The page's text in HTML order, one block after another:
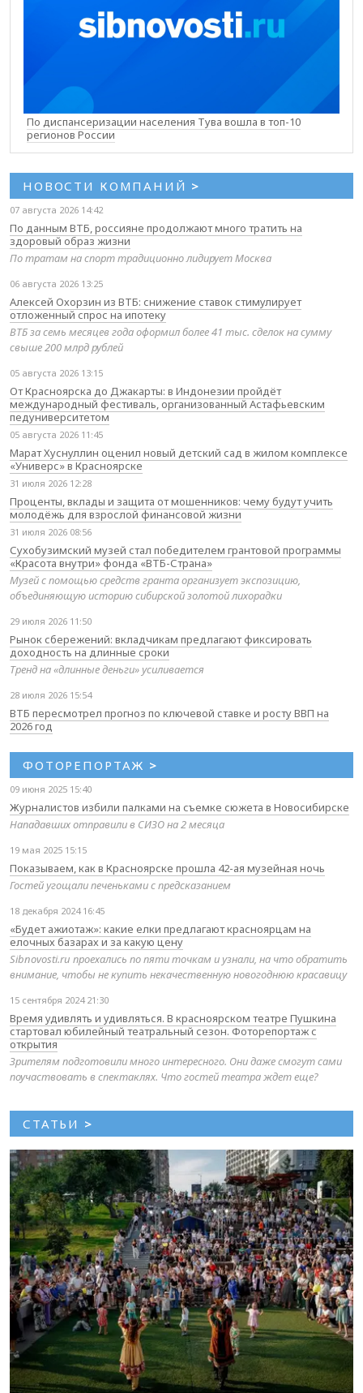
По диспансеризации населения Тува вошла в топ-10
регионов России
НОВОСТИ КОМПАНИЙ >
07 августа 2026 14:42
По данным ВТБ, россияне продолжают много тратить на
здоровый образ жизни
По тратам на спорт традиционно лидирует Москва
06 августа 2026 13:25
Алексей Охорзин из ВТБ: снижение ставок стимулирует
отложенный спрос на ипотеку
ВТБ за семь месяцев года оформил более 41 тыс. сделок на сумму
свыше 200 млрд рублей
05 августа 2026 13:15
От Красноярска до Джакарты: в Индонезии пройдёт
международный фестиваль, организованный Астафьевским
педуниверситетом
05 августа 2026 11:45
Марат Хуснуллин оценил новый детский сад в жилом комплексе
«Универс» в Красноярске
31 июля 2026 12:28
Проценты, вклады и защита от мошенников: чему будут учить
молодёжь для взрослой финансовой жизни
31 июля 2026 08:56
Сухобузимский музей стал победителем грантовой программы
«Красота внутри» фонда «ВТБ-Страна»
Музей с помощью средств гранта организует экспозицию,
объединяющую историю сибирской золотой лихорадки
29 июля 2026 11:50
Рынок сбережений: вкладчикам предлагают фиксировать
доходность на длинные сроки
Тренд на «длинные деньги» усиливается
28 июля 2026 15:54
ВТБ пересмотрел прогноз по ключевой ставке и росту ВВП на
2026 год
ФОТОРЕПОРТАЖ >
09 июня 2025 15:40
Журналистов избили палками на съемке сюжета в Новосибирске
Нападавших отправили в СИЗО на 2 месяца
19 мая 2025 15:15
Показываем, как в Красноярске прошла 42-ая музейная ночь
Гостей угощали печеньками с предсказанием
18 декабря 2024 16:45
«Будет ажиотаж»: какие елки предлагают красноярцам на
елочных базарах и за какую цену
Sibnovosti.ru проехались по пяти точкам и узнали, на что обратить
внимание, чтобы не купить некачественную новогоднюю красавицу
15 сентября 2024 21:30
Время удивлять и удивляться. В красноярском театре Пушкина
стартовал юбилейный театральный сезон. Фоторепортаж с
открытия
Зрителям подготовили много интересного. Они даже смогут сами
поучаствовать в спектаклях. Что гостей театра ждет еще?
СТАТЬИ >